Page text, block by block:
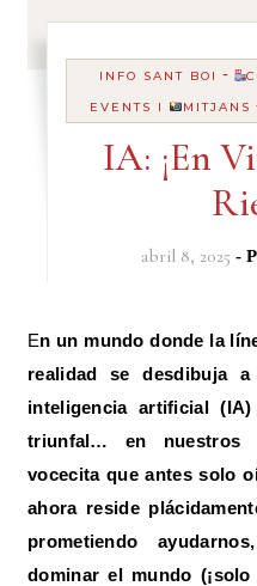
INFO SANT BOI -
EVENTS I
MITJANS
IA: ¡En
abril 8, 2025 -
En un mundo donde la línea entre la ciencia ficción y la
realidad se desdibuja
inteligencia artificial
triunfal… en nuestros
vocecita que antes solo
ahora reside
prometiendo
dominar el mundo